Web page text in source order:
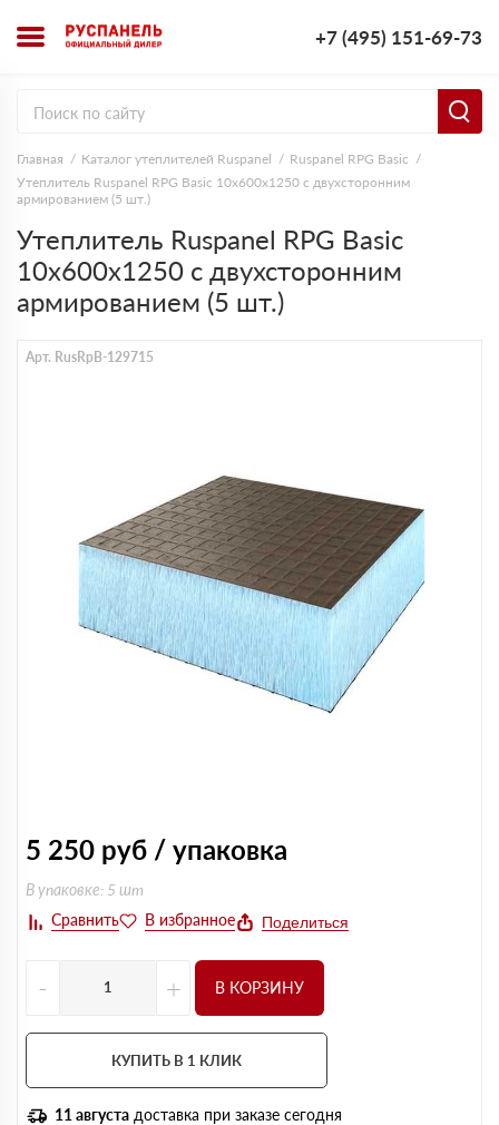
+7 (495) 151-69-73
Главная Каталог утеплителей Ruspanel
Ruspanel RPG Basic
Утеплитель Ruspanel RPG Basic 10х600х1250 с двухсторонним
армированием (5 шт.)
Утеплитель Ruspanel RPG Basic
10х600х1250 с двухсторонним
армированием (5 шт.)
Арт. RusRpB-129715
5 250 руб / упаковка
В упаковке: 5 шт
Поделиться
- + В КОРЗИНУ
КУПИТЬ В 1 КЛИК
11 августа доставка при заказе сегодня